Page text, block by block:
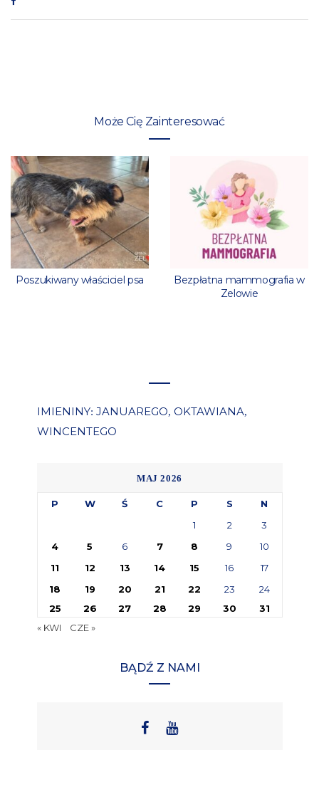
Może Cię Zainteresować
Poszukiwany właściciel psa
Bezpłatna mammografia w
Zelowie
IMIENINY: JANUAREGO, OKTAWIANA,
WINCENTEGO
MAJ 2026
P W Ś C P S
N
1
2
3
4
5 6 7 8 9
10
11
12 13 14 15 16
17
18
19 20 21 22 23
24
25
26 27 28 29 30
31
« KWI
CZE »
BĄDŹ Z NAMI